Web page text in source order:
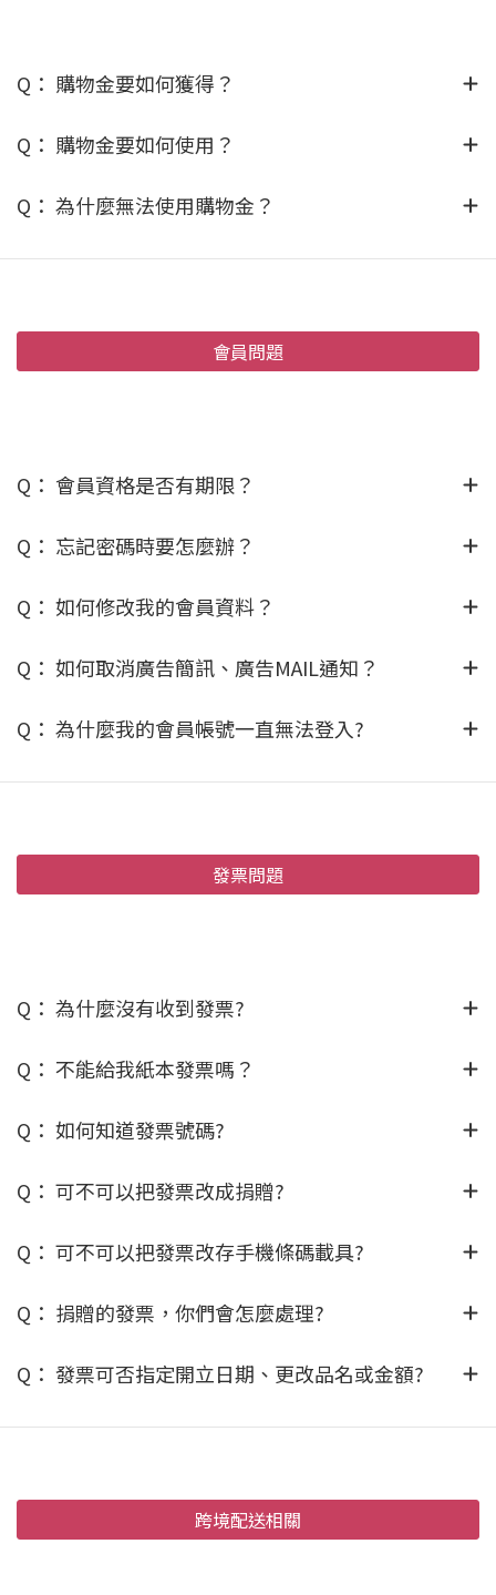
Q： 購物金要如何獲得？
Q： 購物金要如何使用？
Q： 為什麼無法使用購物金？
會員問題
Q： 會員資格是否有期限？
Q： 忘記密碼時要怎麼辦？
Q： 如何修改我的會員資料？
Q： 如何取消廣告簡訊、廣告MAIL通知？
Q： 為什麼我的會員帳號一直無法登入?
發票問題
Q： 為什麼沒有收到發票?
Q： 不能給我紙本發票嗎？
Q： 如何知道發票號碼?
Q： 可不可以把發票改成捐贈?
Q： 可不可以把發票改存手機條碼載具?
Q： 捐贈的發票，你們會怎麼處理?
Q： 發票可否指定開立日期、更改品名或金額?
跨境配送相關